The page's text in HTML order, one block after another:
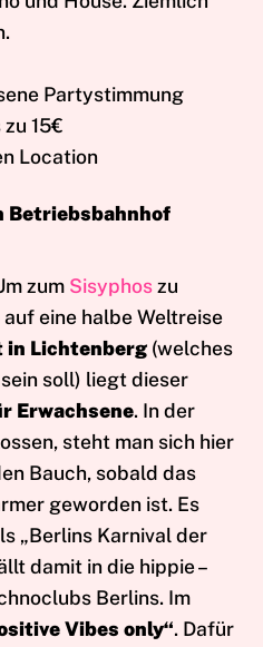
Partystimmung
15€
Location
Betriebsbahnhof
zum Sisyphoszu
eine halbe Weltreise
in Lichtenberg (welches
soll) liegt dieser
Erwachsene. In der
steht man sich hier
Bauch, sobald das
geworden ist. Es
„Berlins Karnival der
damit in die hippie –
Berlins. Im
Vibes only“. Dafür